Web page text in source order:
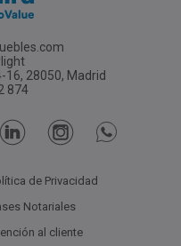
28050, Madrid
874
de Privacidad
Notariales
al cliente